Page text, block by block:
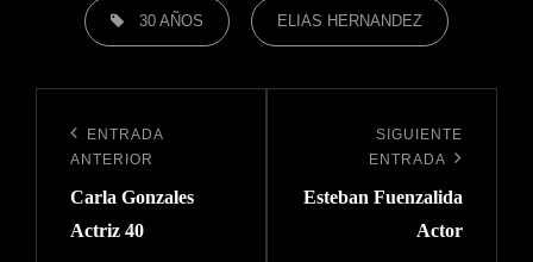
ETIQUETAS,
30 AÑOS ELIAS HERNANDEZ
Entrada
ENTRADA
ANTERIOR
Carla Gonzales
Actriz 40
SiguienteSIGUIENTE
ENTRADA
Esteban Fuenzalida
Actor